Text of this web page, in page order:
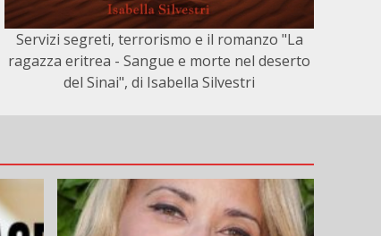
Servizi segreti, terrorismo e il romanzo "La
ragazza eritrea - Sangue e morte nel deserto
del Sinai", di Isabella Silvestri